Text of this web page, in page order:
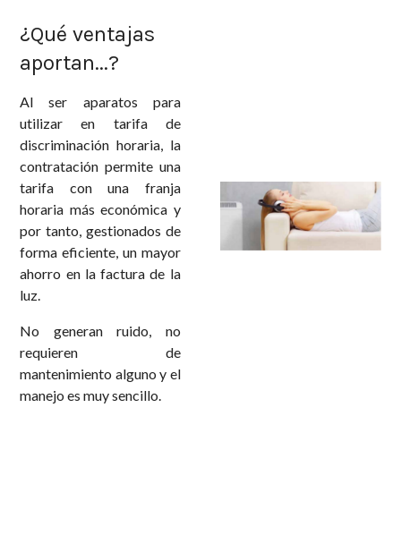
¿Qué ventajas
aportan...?
Al ser aparatos para
utilizar en tarifa de
discriminación horaria, la
contratación permite una
tarifa con una franja
horaria más económica y
por tanto, gestionados de
forma eficiente, un mayor
ahorro en la factura de la
luz.
No generan ruido, no
requieren de
mantenimiento alguno y el
manejo es muy sencillo.